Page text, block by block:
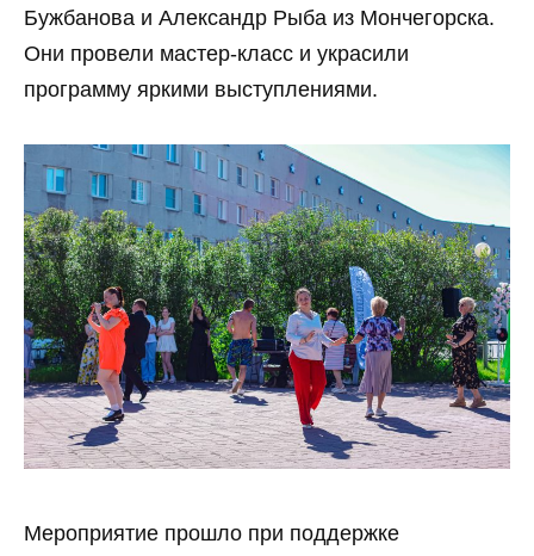
Бужбанова и Александр Рыба из Мончегорска.
Они провели мастер-класс и украсили
программу яркими выступлениями.
Мероприятие прошло при поддержке